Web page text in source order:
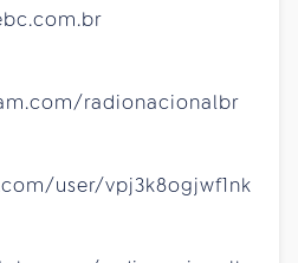
radionacionalbr
user/vpj3k8ogjwf1nk